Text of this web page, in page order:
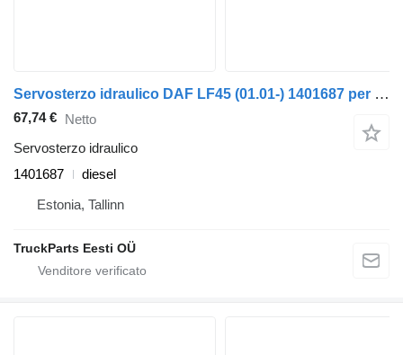
Servosterzo idraulico DAF LF45 (01.01-) 1401687 per trattore stradale DAF LF45, LF55, LF180, CF65, CF75, CF85 (2001-)
67,74 € Netto
Servosterzo idraulico
1401687
diesel
Estonia, Tallinn
TruckParts Eesti OÜ